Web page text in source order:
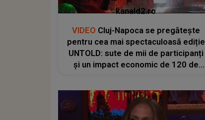
kanald2.ro
VIDEO Cluj-Napoca se pregătește
pentru cea mai spectaculoasă ediție
UNTOLD: sute de mii de participanți
și un impact economic de 120 de